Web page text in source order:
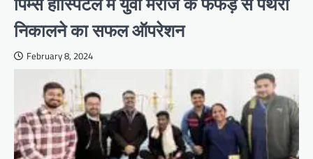
निकालने का सफल ऑपरेशन
February 8, 2024